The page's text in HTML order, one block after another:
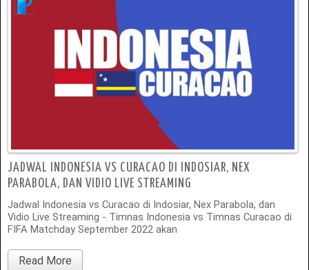
JADWAL INDONESIA VS CURACAO DI INDOSIAR, NEX
PARABOLA, DAN VIDIO LIVE STREAMING
Jadwal Indonesia vs Curacao di Indosiar, Nex Parabola, dan
Vidio Live Streaming - Timnas Indonesia vs Timnas Curacao di
FIFA Matchday September 2022 akan
Read More